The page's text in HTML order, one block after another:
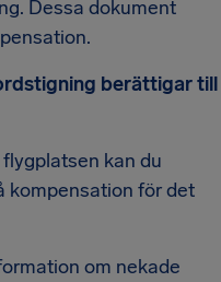
Dessa dokument
berättigar till
kan du
kompensation för det
om nekade